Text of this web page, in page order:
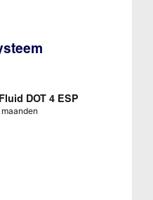
DOT 4 ESP